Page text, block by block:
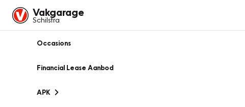
Vakgarage
Schilstra
Occasions
Financial Lease Aanbod
APK